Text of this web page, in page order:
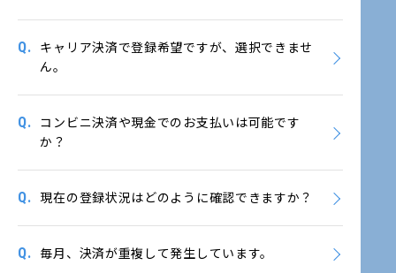
Q.
キャリア決済で登録希望ですが、選択できませ
ん。
Q.
コンビニ決済や現金でのお支払いは可能です
か？
Q. 現在の登録状況はどのように確認できますか？
Q. 毎月、決済が重複して発生しています。